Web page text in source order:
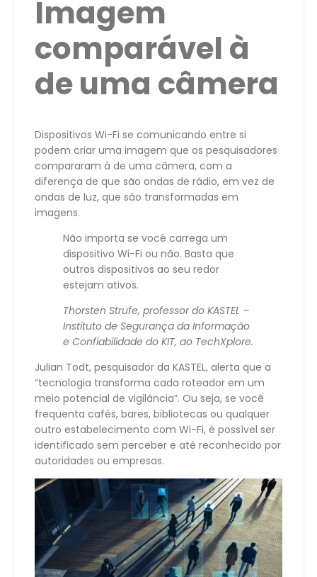
Imagem
comparável à
de uma câmera
Dispositivos Wi-Fi se comunicando entre si
podem criar uma imagem que os pesquisadores
compararam à de uma câmera, com a
diferença de que são ondas de rádio, em vez de
ondas de luz, que são transformadas em
imagens.
Não importa se você carrega um
dispositivo Wi-Fi ou não. Basta que
outros dispositivos ao seu redor
estejam ativos.
Thorsten Strufe, professor do KASTEL –
Instituto de Segurança da Informação
e Confiabilidade do KIT, ao TechXplore.
Julian Todt, pesquisador da KASTEL, alerta que a
“tecnologia transforma cada roteador em um
meio potencial de vigilância”. Ou seja, se você
frequenta cafés, bares, bibliotecas ou qualquer
outro estabelecimento com Wi-Fi, é possível ser
identificado sem perceber e até reconhecido por
autoridades ou empresas.